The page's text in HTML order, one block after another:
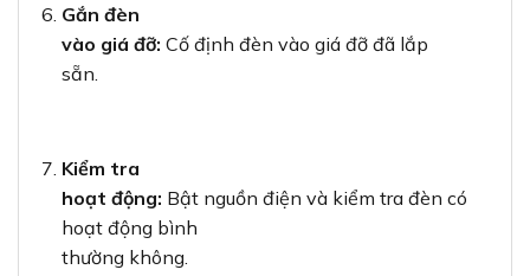
Gắn đèn
vào giá đỡ: Cố định đèn vào giá đỡ đã lắp
sẵn.
Kiểm tra
hoạt động: Bật nguồn điện và kiểm tra đèn có
hoạt động bình
thường không.